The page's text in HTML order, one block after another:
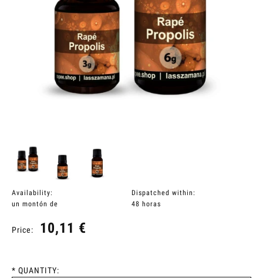
Availability:
un montón de
Dispatched within:
48 horas
Price: 10,11 €
* QUANTITY: